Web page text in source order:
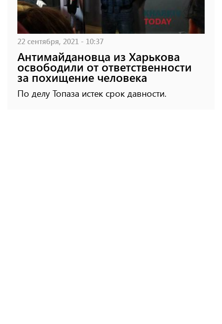
22 сентября, 2021 - 10:37
Антимайдановца из Харькова
освободили от ответственности
за похищение человека
По делу Топаза истек срок давности.